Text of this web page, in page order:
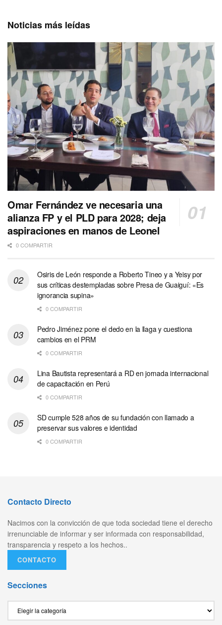
Noticias más leídas
Omar Fernández ve necesaria una
alianza FP y el PLD para 2028; deja
aspiraciones en manos de Leonel
0 COMPARTIR
Osiris de León responde a Roberto Tineo y a Yeisy por
sus críticas destempladas sobre Presa de Guaiguí: «Es
ignorancia supina»
0 COMPARTIR
Pedro Jiménez pone el dedo en la llaga y cuestiona
cambios en el PRM
0 COMPARTIR
Lina Bautista representará a RD en jornada internacional
de capacitación en Perú
0 COMPARTIR
SD cumple 528 años de su fundación con llamado a
preservar sus valores e identidad
0 COMPARTIR
Contacto Directo
Nacimos con la convicción de que toda sociedad tiene el derecho
irrenunciable de informar y ser informada con responsabilidad,
transparencia y respeto a los hechos..
CONTACTO
Secciones